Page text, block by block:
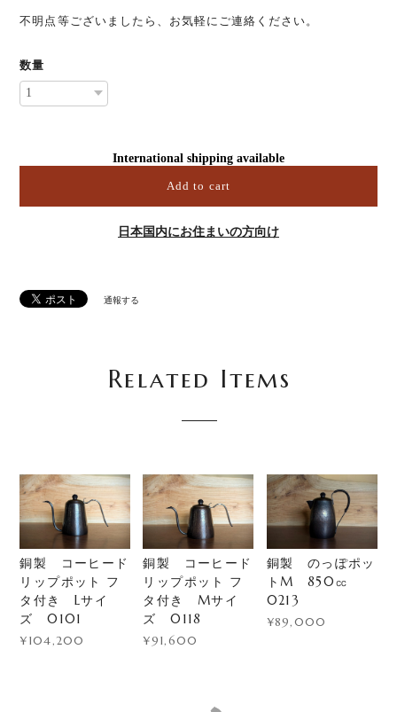
不明点等ございましたら、お気軽にご連絡ください。
数量
International shipping available
Add to cart
日本国内にお住まいの方向け
通報する
Related Items
銅製 コーヒード
リップポット フ
タ付き Lサイ
ズ 0101
¥104,200
銅製 コーヒード
リップポット フ
タ付き Mサイ
ズ 0118
¥91,600
銅製 のっぽポッ
トM 850㏄
0213
¥89,000